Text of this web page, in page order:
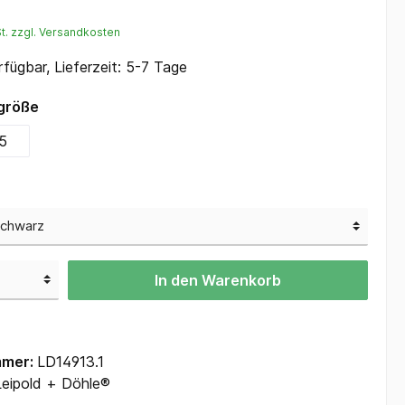
zzgl. Versandkosten
Lieferzeit: 5-7 Tage
5
In den Warenkorb
LD14913.1
+ Döhle®